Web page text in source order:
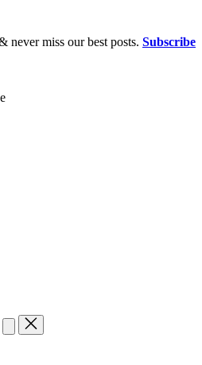
never miss our best posts. Subscribe